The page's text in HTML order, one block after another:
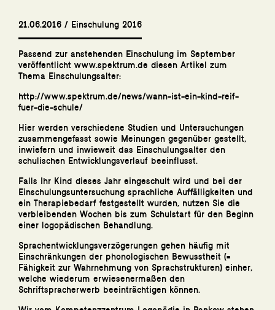
21.06.2016 / Einschulung 2016
Passend zur anstehenden Einschulung im September
veröffentlicht www.spektrum.de diesen Artikel zum
Thema Einschulungsalter:
http://www.spektrum.de/news/wann-ist-ein-kind-reif-
fuer-die-schule/
Hier werden verschiedene Studien und Untersuchungen
zusammengefasst sowie Meinungen gegenüber gestellt,
inwiefern und inwieweit das Einschulungsalter den
schulischen Entwicklungsverlauf beeinflusst.
Falls Ihr Kind dieses Jahr eingeschult wird und bei der
Einschulungsuntersuchung sprachliche Auffälligkeiten und
ein Therapiebedarf festgestellt wurden, nutzen Sie die
verbleibenden Wochen bis zum Schulstart für den Beginn
einer logopädischen Behandlung.
Sprachentwicklungsverzögerungen gehen häufig mit
Einschränkungen der phonologischen Bewusstheit (=
Fähigkeit zur Wahrnehmung von Sprachstrukturen) einher,
welche wiederum erwiesenermaßen den
Schriftspracherwerb beeinträchtigen können.